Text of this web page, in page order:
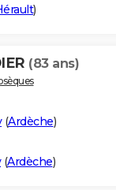
)
(83 ans)
(Ardèche)
(Ardèche)